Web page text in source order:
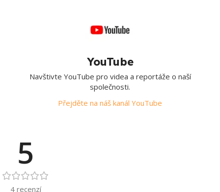
YouTube
Navštivte YouTube pro videa a reportáže o naší
společnosti.
Přejděte na náš kanál YouTube
5
4 recenzí